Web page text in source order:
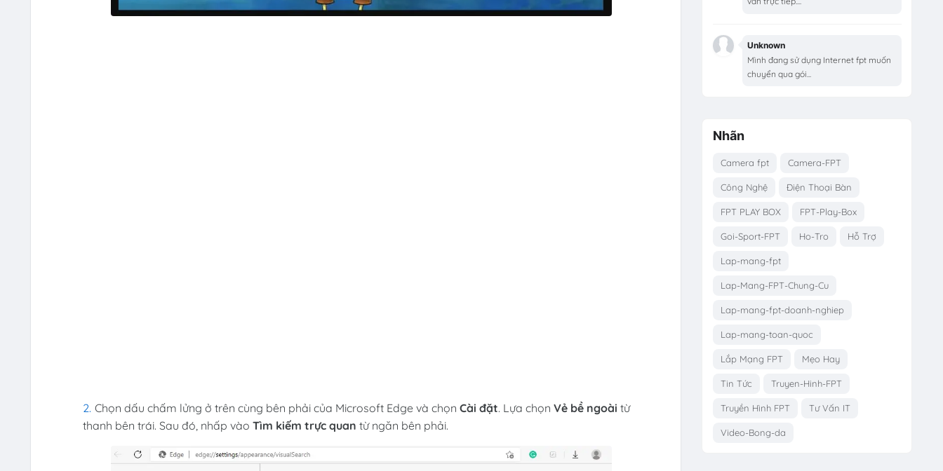
Chọn dấu chấm lửng ở trên cùng bên phải của Microsoft Edge và chọn Cài đặt. Lựa chọn Vẻ bề ngoài từ
thanh bên trái. Sau đó, nhấp vào Tìm kiếm trực quan từ ngăn bên phải.
Unknown
Mình đang sử dụng Internet fpt muốn
chuyển qua gói...
Nhãn
Camera fpt Camera-FPT
Công Nghệ Điện Thoại Bàn
FPT PLAY BOX FPT-Play-Box
Goi-Sport-FPT Ho-Tro Hỗ Trợ
Lap-mang-fpt
Lap-Mang-FPT-Chung-Cu
Lap-mang-fpt-doanh-nghiep
Lap-mang-toan-quoc
Lắp Mạng FPT Mẹo Hay
Tin Tức Truyen-Hinh-FPT
Truyền Hình FPT Tư Vấn IT
Video-Bong-da